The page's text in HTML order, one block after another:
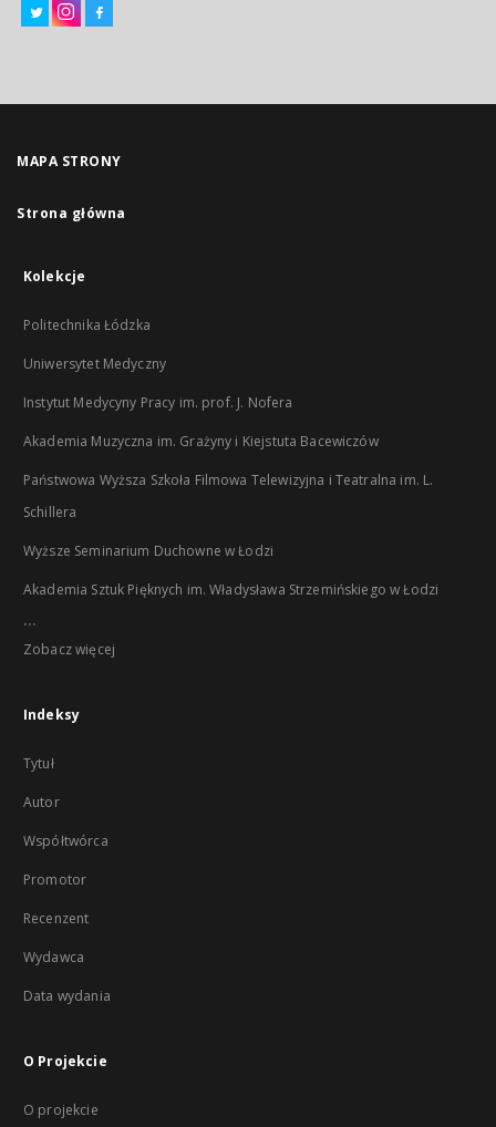
MAPA STRONY
Strona główna
Kolekcje
Politechnika Łódzka
Uniwersytet Medyczny
Instytut Medycyny Pracy im. prof. J. Nofera
Akademia Muzyczna im. Grażyny i Kiejstuta Bacewiczów
Państwowa Wyższa Szkoła Filmowa Telewizyjna i Teatralna im. L.
Schillera
Wyższe Seminarium Duchowne w Łodzi
Akademia Sztuk Pięknych im. Władysława Strzemińskiego w Łodzi
...
Zobacz więcej
Indeksy
Tytuł
Autor
Współtwórca
Promotor
Recenzent
Wydawca
Data wydania
O Projekcie
O projekcie